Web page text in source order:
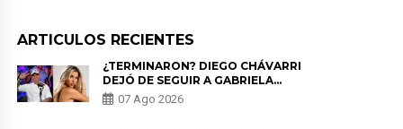
ARTICULOS RECIENTES
¿TERMINARON? DIEGO CHÁVARRI
DEJÓ DE SEGUIR A GABRIELA
HERRERA Y ANUNCIA SU SALIDA
DE PÓDCAST
07 Ago 2026